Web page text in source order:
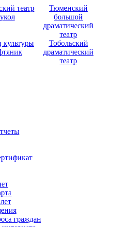
театр
Тюменский
большой
драматический
театр
культуры
Тобольский
драматический
театр
граждан